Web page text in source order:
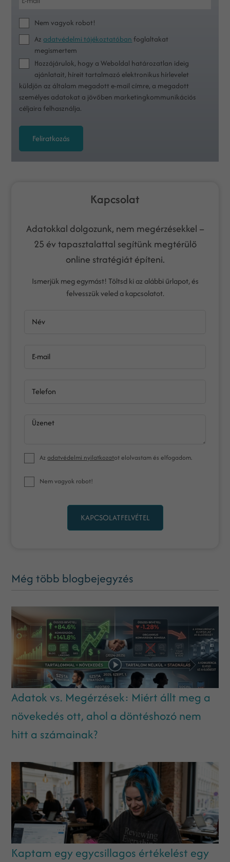
Nem vagyok robot!
Azadatvédelmi tájékoztatóban foglaltakat
megismertem
Hozzájárulok, hogy a Weboldal határozatlan ideig
ajánlatait, híreit tartalmazó elektronikus hírlevelet
küldjön az általam megadott e-mail címre, a megadott
személyes adatokat a jövőben marketingkommunikációs
céljaira felhasználja.
Feliratkozás
Kapcsolat
Adatokkal dolgozunk, nem megérzésekkel –
25 év tapasztalattal segítünk megtérülő
online stratégiát építeni.
Ismerjük meg egymást! Töltsd ki az alábbi űrlapot, és
felvesszük veled a kapcsolatot.
Név
E-mail
Telefon
Üzenet
Azadatvédelmi nyilatkozatot elolvastam és elfogadom.
Nem vagyok robot!
KAPCSOLATFELVÉTEL
Még több blogbejegyzés
Adatok vs. Megérzések: Miért állt meg a
növekedés ott, ahol a döntéshozó nem
hitt a számainak?
Kaptam egy egycsillagos értékelést egy